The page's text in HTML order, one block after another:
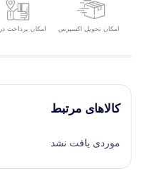
امکان تحویل اکسپرس امکان پرداخت
کالاهای مرتبط
موردی یافت نشد